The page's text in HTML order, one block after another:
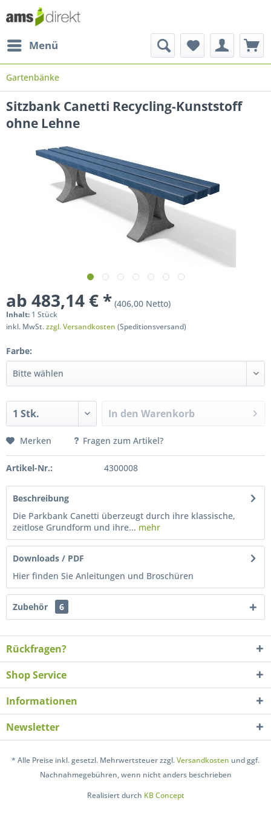
Menü
Gartenbänke
Sitzbank Canetti Recycling-Kunststoff
ohne Lehne
ab 483,14 € * (406,00 Netto)
Inhalt: 1 Stück
inkl. MwSt.zzgl. Versandkosten (Speditionsversand)
Farbe:
In den Warenkorb
Merken Fragen zum Artikel?
Artikel-Nr.: 4300008
Beschreibung
Die Parkbank Canetti überzeugt durch ihre klassische,
zeitlose Grundform und ihre... mehr
Downloads / PDF
Hier finden Sie Anleitungen und Broschüren
Zubehör 6
Rückfragen?
Shop Service
Informationen
Newsletter
* Alle Preise inkl. gesetzl. Mehrwertsteuer zzgl.Versandkosten und ggf.
Nachnahmegebühren, wenn nicht anders beschrieben
Realisiert durch KB Concept